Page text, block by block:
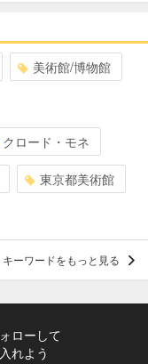
美術館/博物館
クロード・モネ
東京都美術館
キーワードをもっと見る
ローして
れよう